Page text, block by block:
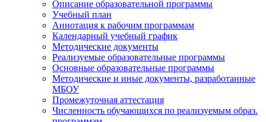
Описание образовательной программы
Учебный план
Аннотация к рабочим программам
Календарный учебный график
Методические документы
Реализуемые образовательные программы
Основные образовательные программы
Методические и иные документы, разработанные
МБОУ
Промежуточная аттестация
Численность обучающихся по реализуемым образ.